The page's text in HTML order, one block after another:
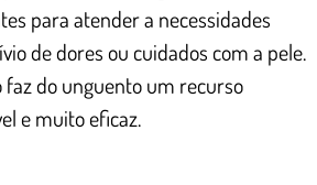
para atender a necessidades
de dores ou cuidados com a pele.
faz do unguento um recurso
e muito eficaz.